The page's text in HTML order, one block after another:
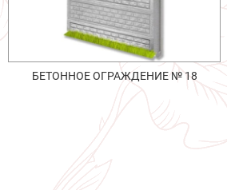
БЕТОННОЕ ОГРАЖДЕНИЕ № 18